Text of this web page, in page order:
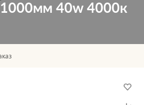
1000мм 40w 4000к